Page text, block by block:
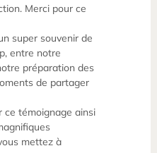
Merci pour ce
super souvenir de
entre notre
préparation des
de partager
ce témoignage ainsi
mettez à